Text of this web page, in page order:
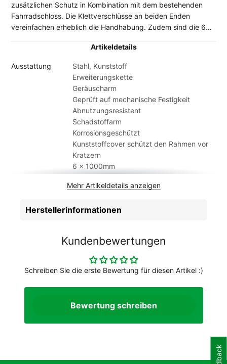
zusätzlichen Schutz in Kombination mit dem bestehenden
Fahrradschloss. Die Klettverschlüsse an beiden Enden
vereinfachen erheblich die Handhabung. Zudem sind die 6
Schutz um weiter Fahrräder, Anbauteile oder Zubehör zu
Artikeldetails
Ausstattung
Stahl, Kunststoff
Erweiterungskette
Geräuscharm
Geprüft auf mechanische Festigkeit
Abnutzungsresistent
Schadstoffarm
Korrosionsgeschützt
Kunststoffcover schützt den Rahmen vor
Kratzern
6 x 1000mm
Unisex
Mehr Artikeldetails anzeigen
Herstellerinformationen
Kundenbewertungen
Schreiben Sie die erste Bewertung für diesen Artikel :)
Bewertung schreiben